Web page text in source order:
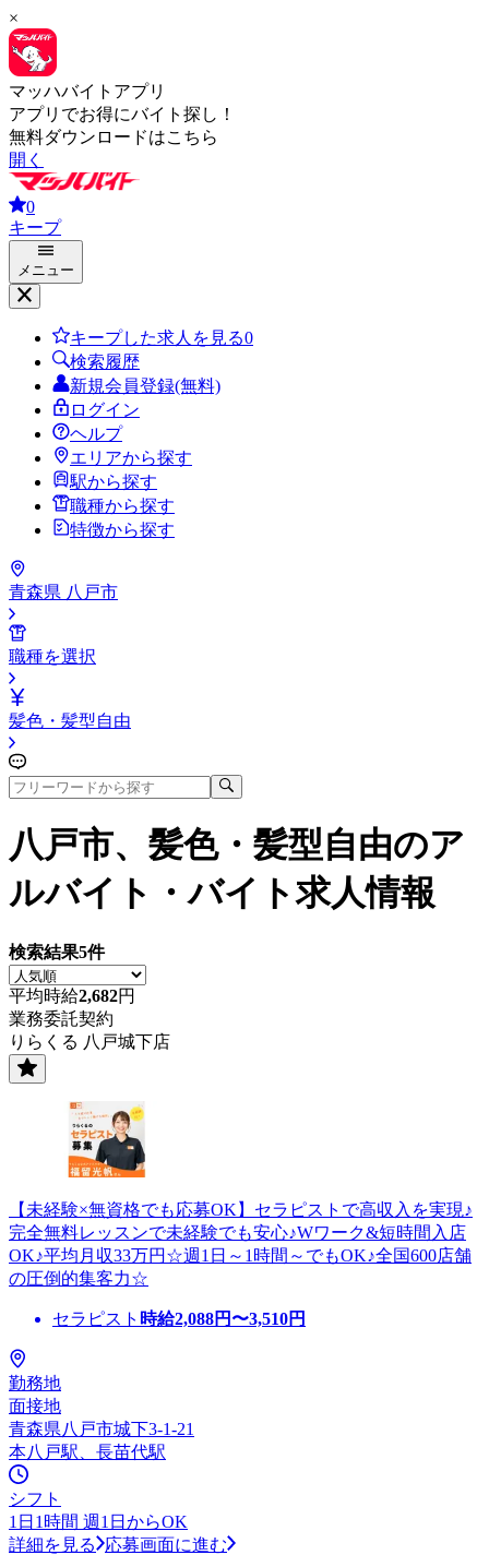
×
マッハバイトアプリ
アプリでお得にバイト探し！
無料ダウンロードはこちら
開く
0
キープ
メニュー
キープした求人を見る0
検索履歴
新規会員登録(無料)
ログイン
ヘルプ
エリアから探す
駅から探す
職種から探す
特徴から探す
青森県 八戸市
職種を選択
髪色・髪型自由
八戸市、髪色・髪型自由のア
ルバイト・バイト求人情報
検索結果5件
平均時給2,682円
業務委託契約
りらくる 八戸城下店
【未経験×無資格でも応募OK】セラピストで高収入を実現♪
完全無料レッスンで未経験でも安心♪Wワーク&短時間入店
OK♪平均月収33万円☆週1日～1時間～でもOK♪全国600店舗
の圧倒的集客力☆
セラピスト 時給2,088円〜3,510円
勤務地
面接地
青森県八戸市城下3-1-21
本八戸駅、長苗代駅
シフト
1日1時間 週1日からOK
詳細を見る
応募画面に進む